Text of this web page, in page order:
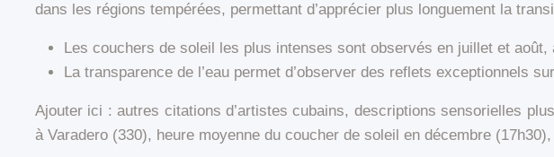
dans les régions tempérées, permettant d’apprécier plus longuement la
Les couchers de soleil les plus intenses sont observés en juillet et
La transparence de l’eau permet d’observer des reflets exceptionnels
Ajouter ici : autres citations d’artistes cubains, descriptions sensorielles
à Varadero (330), heure moyenne du coucher de soleil en décembre